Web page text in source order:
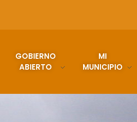
GOBIERNO
ABIERTO
MI
MUNICIPIO